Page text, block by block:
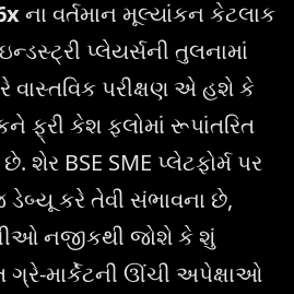
ના વર્તમાન મૂલ્યાંકન કેટલાક
પ્લેયર્સની તુલનામાં
વાસ્તવિક પરીક્ષણ એ હશે કે
ફ્રી કેશ ફ્લોમાં રૂપાંતરિત
શેર BSE SME પ્લેટફોર્મ પર
ડેબ્યૂ કરે તેવી સંભાવના છે,
નજીકથી જોશે કે શું
ગ્રે-માર્કેટની ઊંચી અપેક્ષાઓ